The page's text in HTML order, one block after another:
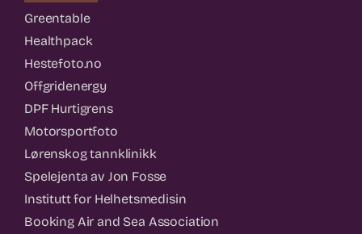
Greentable
Healthpack
Hestefoto.no
Offgridenergy
DPF Hurtigrens
Motorsportfoto
Lørenskog tannklinikk
Spelejenta av Jon Fosse
Institutt for Helhetsmedisin
Booking Air and Sea Association